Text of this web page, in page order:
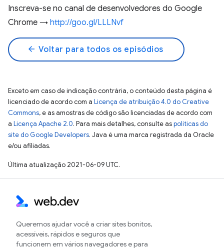
Inscreva-se no canal de desenvolvedores do Google
Chrome → http://goo.gl/LLLNvf
arrow_back Voltar para todos os episódios
Exceto em caso de indicação contrária, o conteúdo desta página é
licenciado de acordo com a Licença de atribuição 4.0 do Creative
Commons, e as amostras de código são licenciadas de acordo com
a Licença Apache 2.0. Para mais detalhes, consulte aspolíticas do
site do Google Developers. Java é uma marca registrada da Oracle
e/ou afiliadas.
Última atualização 2021-06-09 UTC.
Queremos ajudar você a criar sites bonitos,
acessíveis, rápidos e seguros que
funcionem em vários navegadores e para